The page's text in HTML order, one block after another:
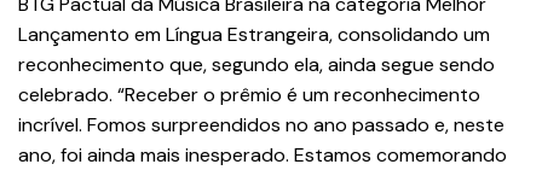
Lançamento em Língua Estrangeira, consolidando um
reconhecimento que, segundo ela, ainda segue sendo
celebrado. “Receber o prêmio é um reconhecimento
incrível. Fomos surpreendidos no ano passado e, neste
ano, foi ainda mais inesperado. Estamos comemorando